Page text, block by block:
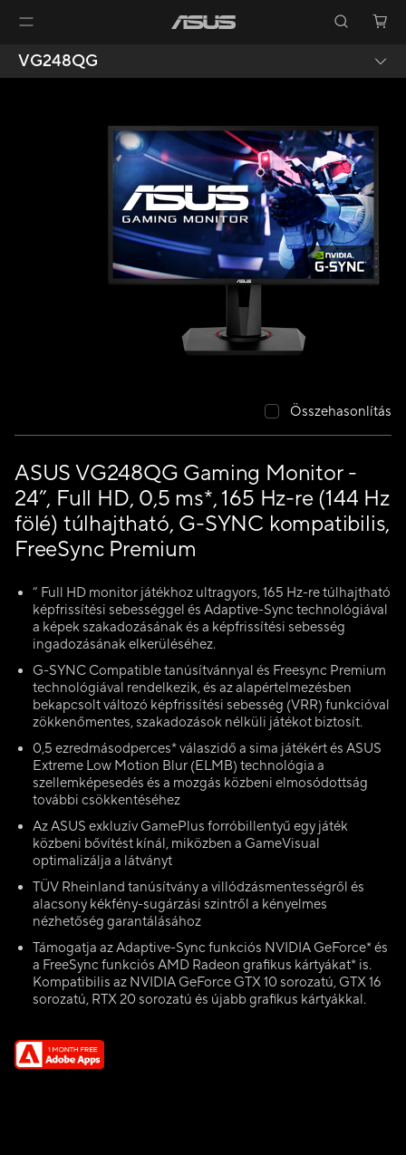
VG248QG
ASUS VG248QG Gaming Monitor -
24”, Full HD, 0,5 ms*, 165 Hz-re (144 Hz
fölé) túlhajtható, G-SYNC kompatibilis,
FreeSync Premium
” Full HD monitor játékhoz ultragyors, 165 Hz-re túlhajtható
képfrissítési sebességgel és Adaptive-Sync technológiával
a képek szakadozásának és a képfrissítési sebesség
ingadozásának elkerüléséhez.
G-SYNC Compatible tanúsítvánnyal és Freesync Premium
technológiával rendelkezik, és az alapértelmezésben
bekapcsolt változó képfrissítési sebesség (VRR) funkcióval
zökkenőmentes, szakadozások nélküli játékot biztosít.
0,5 ezredmásodperces* válaszidő a sima játékért és ASUS
Extreme Low Motion Blur (ELMB) technológia a
szellemképesedés és a mozgás közbeni elmosódottság
további csökkentéséhez
Az ASUS exkluzív GamePlus forróbillentyű egy játék
közbeni bővítést kínál, miközben a GameVisual
optimalizálja a látványt
TÜV Rheinland tanúsítvány a villódzásmentességről és
alacsony kékfény-sugárzási szintről a kényelmes
nézhetőség garantálásához
Támogatja az Adaptive-Sync funkciós NVIDIA GeForce* és
a FreeSync funkciós AMD Radeon grafikus kártyákat* is.
Kompatibilis az NVIDIA GeForce GTX 10 sorozatú, GTX 16
sorozatú, RTX 20 sorozatú és újabb grafikus kártyákkal.
Összehasonlítás